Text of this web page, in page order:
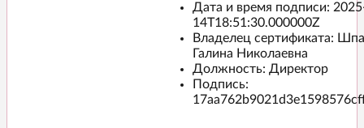
Дата и время подписи:
14T18:51:30.000000Z
Владелец сертификата:
Галина Николаевна
Должность: Директор
Подпись: